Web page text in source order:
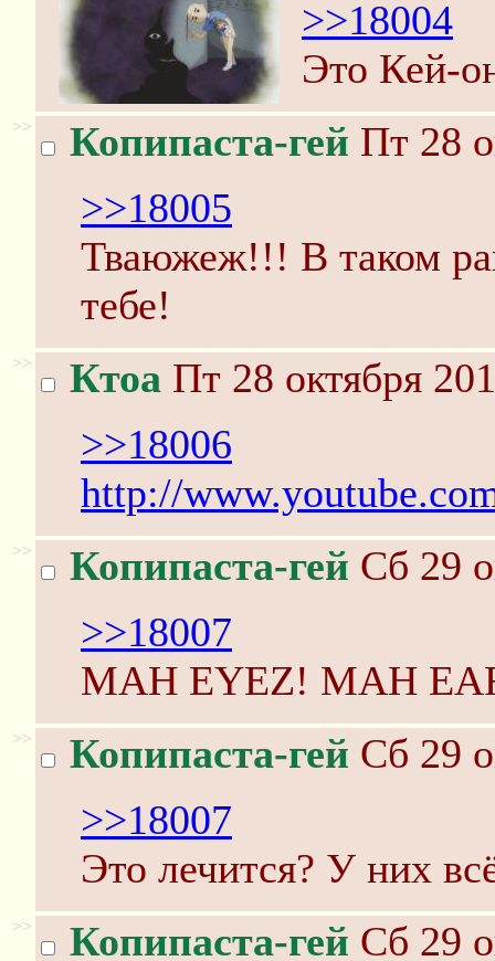
>>18004
Это Кей-
>> Копипаста-гей Пт 28
>>18005
Тваюжеж!!! В таком
тебе!
>> Ктоа Пт 28 октября
>>18006
http://
>> Копипаста-гей Сб 29
>>18007
MAH EYEZ! MAH
>> Копипаста-гей Сб 29
>>18007
Это лечится? У них
>> Копипаста-гей Сб 29